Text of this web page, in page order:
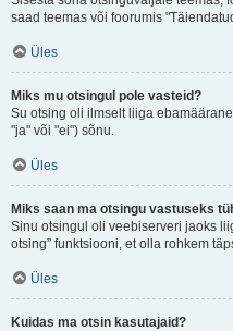
saad teemas või foorumis
Üles
Miks mu otsingul pole vasteid?
Su otsing oli ilmselt liiga
"ja" või "ei") sõnu.
Üles
Miks saan ma otsingu vastuseks
Sinu otsingul oli veebiserveri jaoks
otsing” funktsiooni, et olla rohkem
Üles
Kuidas ma otsin kasutajaid?